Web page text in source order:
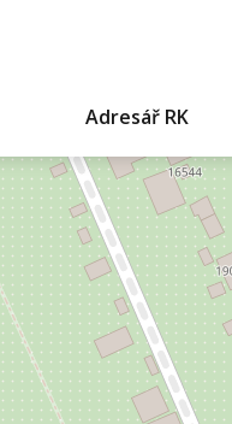
Adresář RK